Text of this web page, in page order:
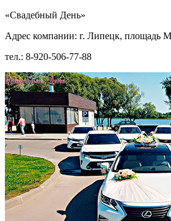
«Свадебный День»
Адрес компании: г. Липецк, площадь
тел.: 8-920-506-77-88